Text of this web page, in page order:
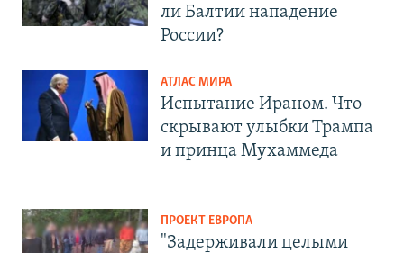
ли Балтии нападение
России?
АТЛАС МИРА
Испытание Ираном. Что
скрывают улыбки Трампа
и принца Мухаммеда
ПРОЕКТ ЕВРОПА
"Задерживали целыми